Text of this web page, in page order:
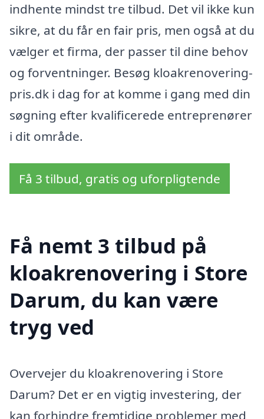
indhente mindst tre tilbud. Det vil ikke kun
sikre, at du får en fair pris, men også at du
vælger et firma, der passer til dine behov
og forventninger. Besøg kloakrenovering-
pris.dk i dag for at komme i gang med din
søgning efter kvalificerede entreprenører
i dit område.
Få 3 tilbud, gratis og uforpligtende
Få nemt 3 tilbud på
kloakrenovering i Store
Darum, du kan være
tryg ved
Overvejer du kloakrenovering i Store
Darum? Det er en vigtig investering, der
kan forhindre fremtidige problemer med